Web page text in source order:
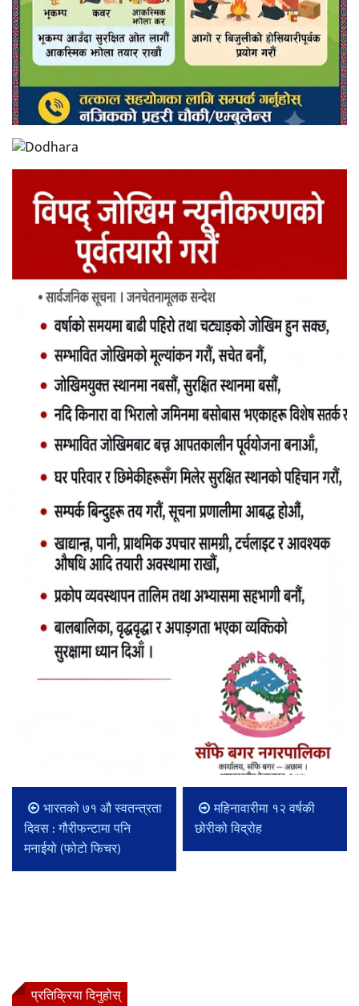
भारतको ७१ औ स्वतन्त्रता
दिवस : गौरीफन्टामा पनि
मनाईयो (फोटो फिचर)
महिनावारीमा १२ वर्षकी
छोरीको विद्रोह
प्रतिक्रिया दिनुहोस्